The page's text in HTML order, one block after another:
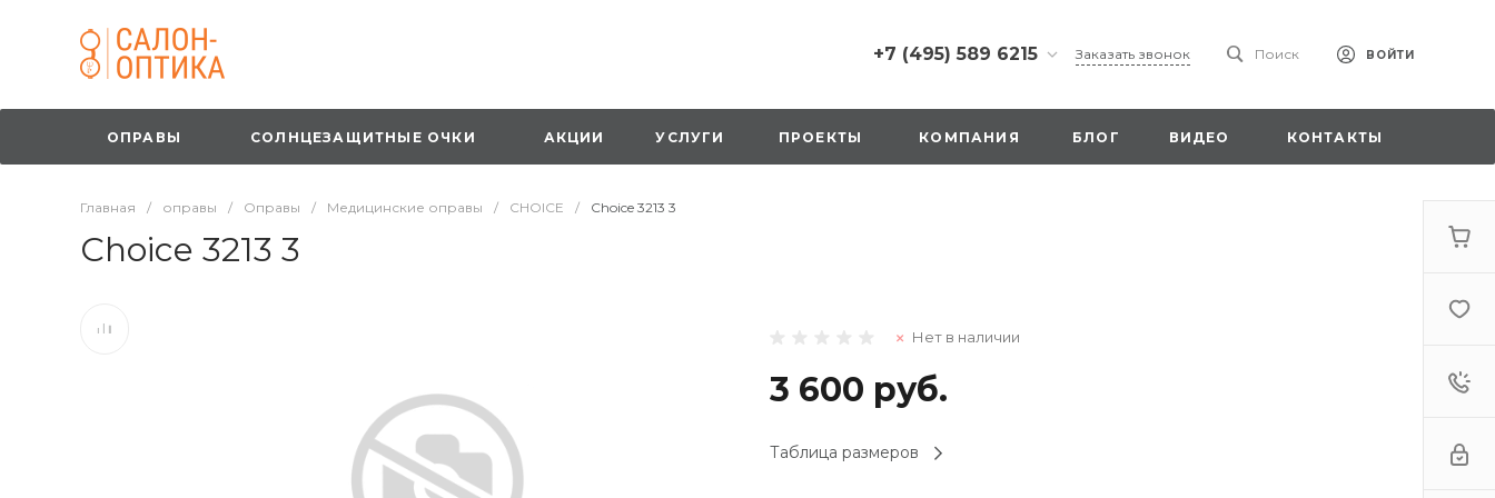
+7 (495) 589 6215
+7 (495) 589 6215
г. Москва, Русаковская
ул., д.1, вход с улицы со
стороны ТТК
г. Москва,
оранжевая вывеска
напротив «Перекрестка»
на 1 этаже
1 мая: 10:00-19:00
Заказать звонок Поиск ВОЙТИ
ОПРАВЫ СОЛНЦЕЗАЩИТНЫЕ ОЧКИ АКЦИИ УСЛУГИ ПРОЕКТЫ КОМПАНИЯ БЛОГ ВИДЕО КОНТАКТЫ
Главная / оправы / Оправы / Медицинские оправы / CHOICE / Choice 3213 3
Choice 3213 3
Нет в наличии
3 600 руб.
Таблица размеров